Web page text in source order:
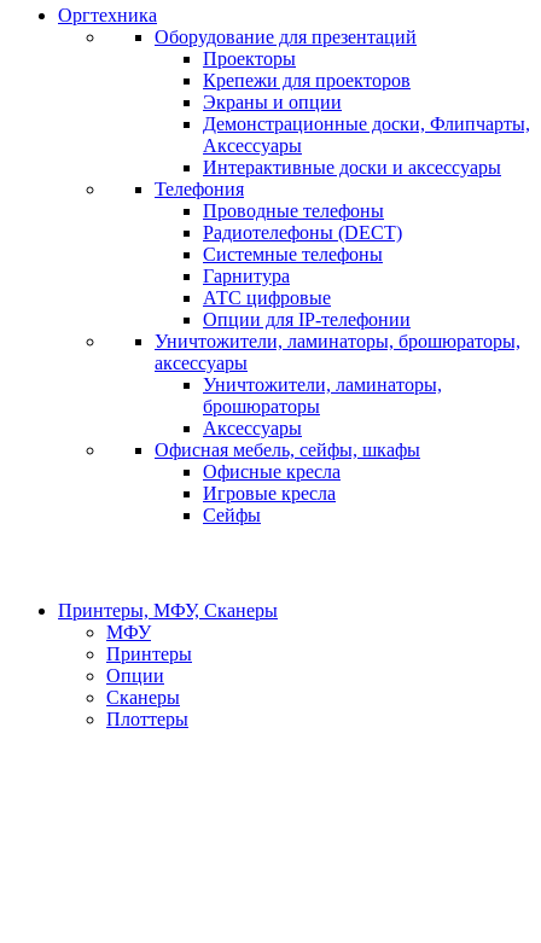
Оргтехника
Оборудование для презентаций
Проекторы
Крепежи для проекторов
Экраны и опции
Демонстрационные доски, Флипчарты,
Аксессуары
Интерактивные доски и аксессуары
Телефония
Проводные телефоны
Радиотелефоны (DECT)
Системные телефоны
Гарнитура
АТС цифровые
Опции для IP-телефонии
Уничтожители, ламинаторы, брошюраторы,
аксессуары
Уничтожители, ламинаторы,
брошюраторы
Аксессуары
Офисная мебель, сейфы, шкафы
Офисные кресла
Игровые кресла
Сейфы
Принтеры, МФУ, Сканеры
МФУ
Принтеры
Опции
Сканеры
Плоттеры